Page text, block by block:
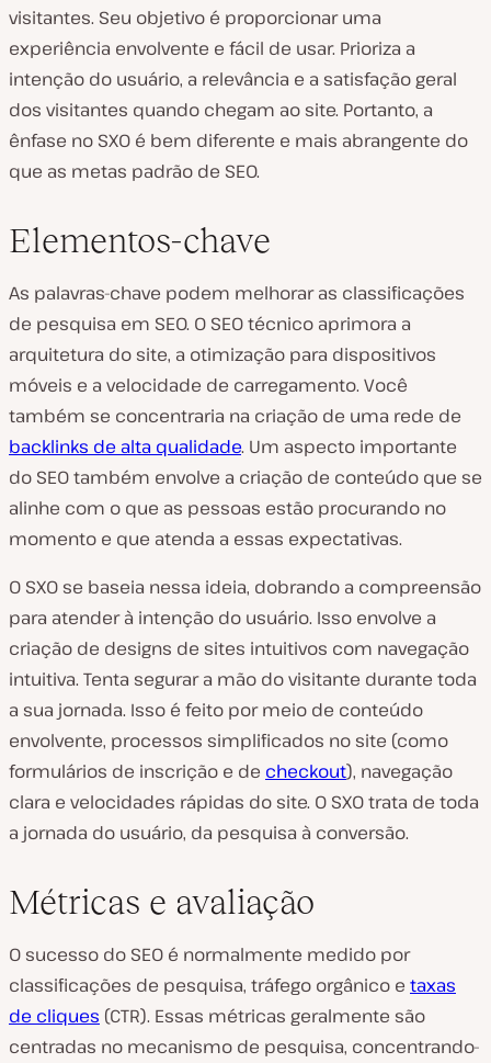
visitantes. Seu objetivo é proporcionar uma
experiência envolvente e fácil de usar. Prioriza a
intenção do usuário, a relevância e a satisfação geral
dos visitantes quando chegam ao site. Portanto, a
ênfase no SXO é bem diferente e mais abrangente do
que as metas padrão de SEO.
Elementos-chave
As palavras-chave podem melhorar as classificações
de pesquisa em SEO. O SEO técnico aprimora a
arquitetura do site, a otimização para dispositivos
móveis e a velocidade de carregamento. Você
também se concentraria na criação de uma rede de
backlinks de alta qualidade. Um aspecto importante
do SEO também envolve a criação de conteúdo que se
alinhe com o que as pessoas estão procurando no
momento e que atenda a essas expectativas.
O SXO se baseia nessa ideia, dobrando a compreensão
para atender à intenção do usuário. Isso envolve a
criação de designs de sites intuitivos com navegação
intuitiva. Tenta segurar a mão do visitante durante toda
a sua jornada. Isso é feito por meio de conteúdo
envolvente, processos simplificados no site (como
formulários de inscrição e de checkout), navegação
clara e velocidades rápidas do site. O SXO trata de toda
a jornada do usuário, da pesquisa à conversão.
Métricas e avaliação
O sucesso do SEO é normalmente medido por
classificações de pesquisa, tráfego orgânico e taxas
de cliques (CTR). Essas métricas geralmente são
centradas no mecanismo de pesquisa, concentrando-